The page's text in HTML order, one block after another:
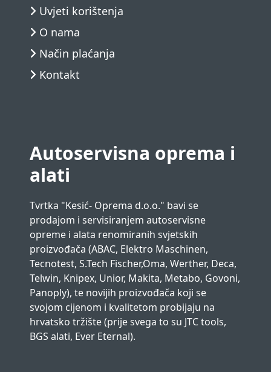
Uvjeti korištenja
O nama
Način plaćanja
Kontakt
Autoservisna oprema i
alati
Tvrtka "Kesić- Oprema d.o.o." bavi se
prodajom i servisiranjem autoservisne
opreme i alata renomiranih svjetskih
proizvođača (ABAC, Elektro Maschinen,
Tecnotest, S.Tech Fischer,Oma, Werther, Deca,
Telwin, Knipex, Unior, Makita, Metabo, Govoni,
Panoply), te novijih proizvođača koji se
svojom cijenom i kvalitetom probijaju na
hrvatsko tržište (prije svega to su JTC tools,
BGS alati, Ever Eternal).